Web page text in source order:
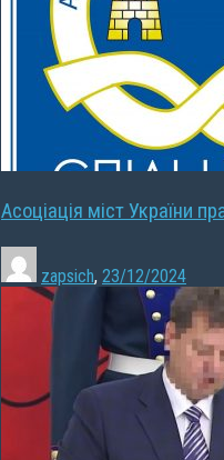
Асоціація міст України
zapsich, 23/12/2024